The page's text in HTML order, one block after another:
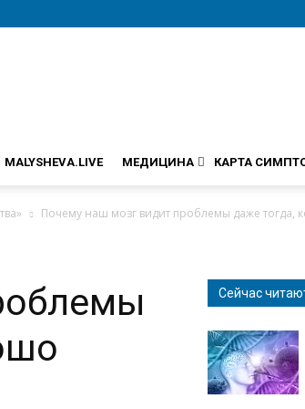
MALYSHEVA.LIVE МЕДИЦИНА КАРТА
Почему наш мозг видит проблемы даже тогда,
Сейчас